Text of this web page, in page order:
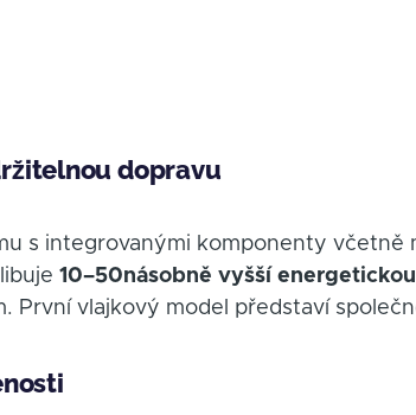
dopravu
s integrovanými komponenty včetně
10–50násobně vyšší
První vlajkový model představí